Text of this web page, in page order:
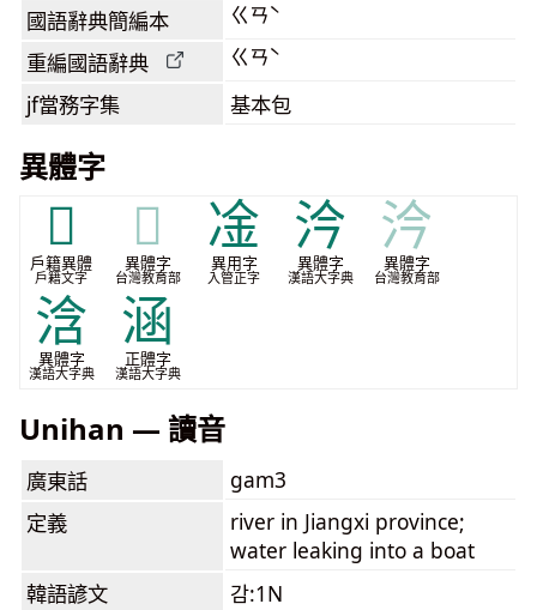
國語辭典簡編本 ㄍㄢˋ
重編國語辭典 ㄍㄢˋ
jf當務字集 基本包
異體字
𠥴
戶籍異體
戶籍文字
𠥴
異體字
台灣教育部
凎
異用字
入管正字
汵
異體字
漢語大字典
汵
異體字
台灣教育部
浛
異體字
漢語大字典
涵
正體字
漢語大字典
Unihan — 讀音
廣東話
gam3
定義
river in Jiangxi province;
water leaking into a boat
韓語諺文
감:1N